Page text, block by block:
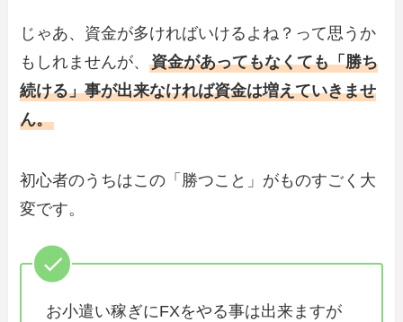
じゃあ、資金が多ければいけるよね？って思うか
もしれませんが、資金があってもなくても「勝ち
続ける」事が出来なければ資金は増えていきませ
ん。
初心者のうちはこの「勝つこと」がものすごく大
変です。
お小遣い稼ぎにFXをやる事は出来ますが